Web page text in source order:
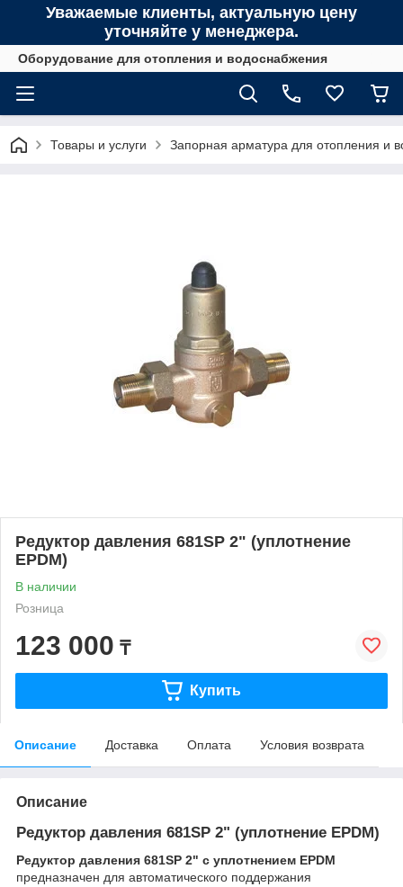
Уважаемые клиенты, актуальную цену
уточняйте у менеджера.
Оборудование для отопления и водоснабжения
Товары и услуги Запорная арматура для отопления и
Редуктор давления 681SP 2" (уплотнение
EPDM)
В наличии
Розница
123 000 ₸
Купить
Описание Доставка Оплата Условия возврата
Описание
Редуктор давления 681SP 2" (уплотнение EPDM)
Редуктор давления 681SP 2" с уплотнением EPDM
предназначен для автоматического поддержания